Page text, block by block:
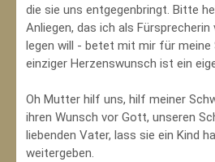
die sie uns entgegenbringt. Bitte
Anliegen, das ich als Fürsprecherin
legen will - betet mit mir für meine
einziger Herzenswunsch ist ein
Oh Mutter hilf uns, hilf meiner
ihren Wunsch vor Gott, unseren
liebenden Vater, lass sie ein Kind
weitergeben.